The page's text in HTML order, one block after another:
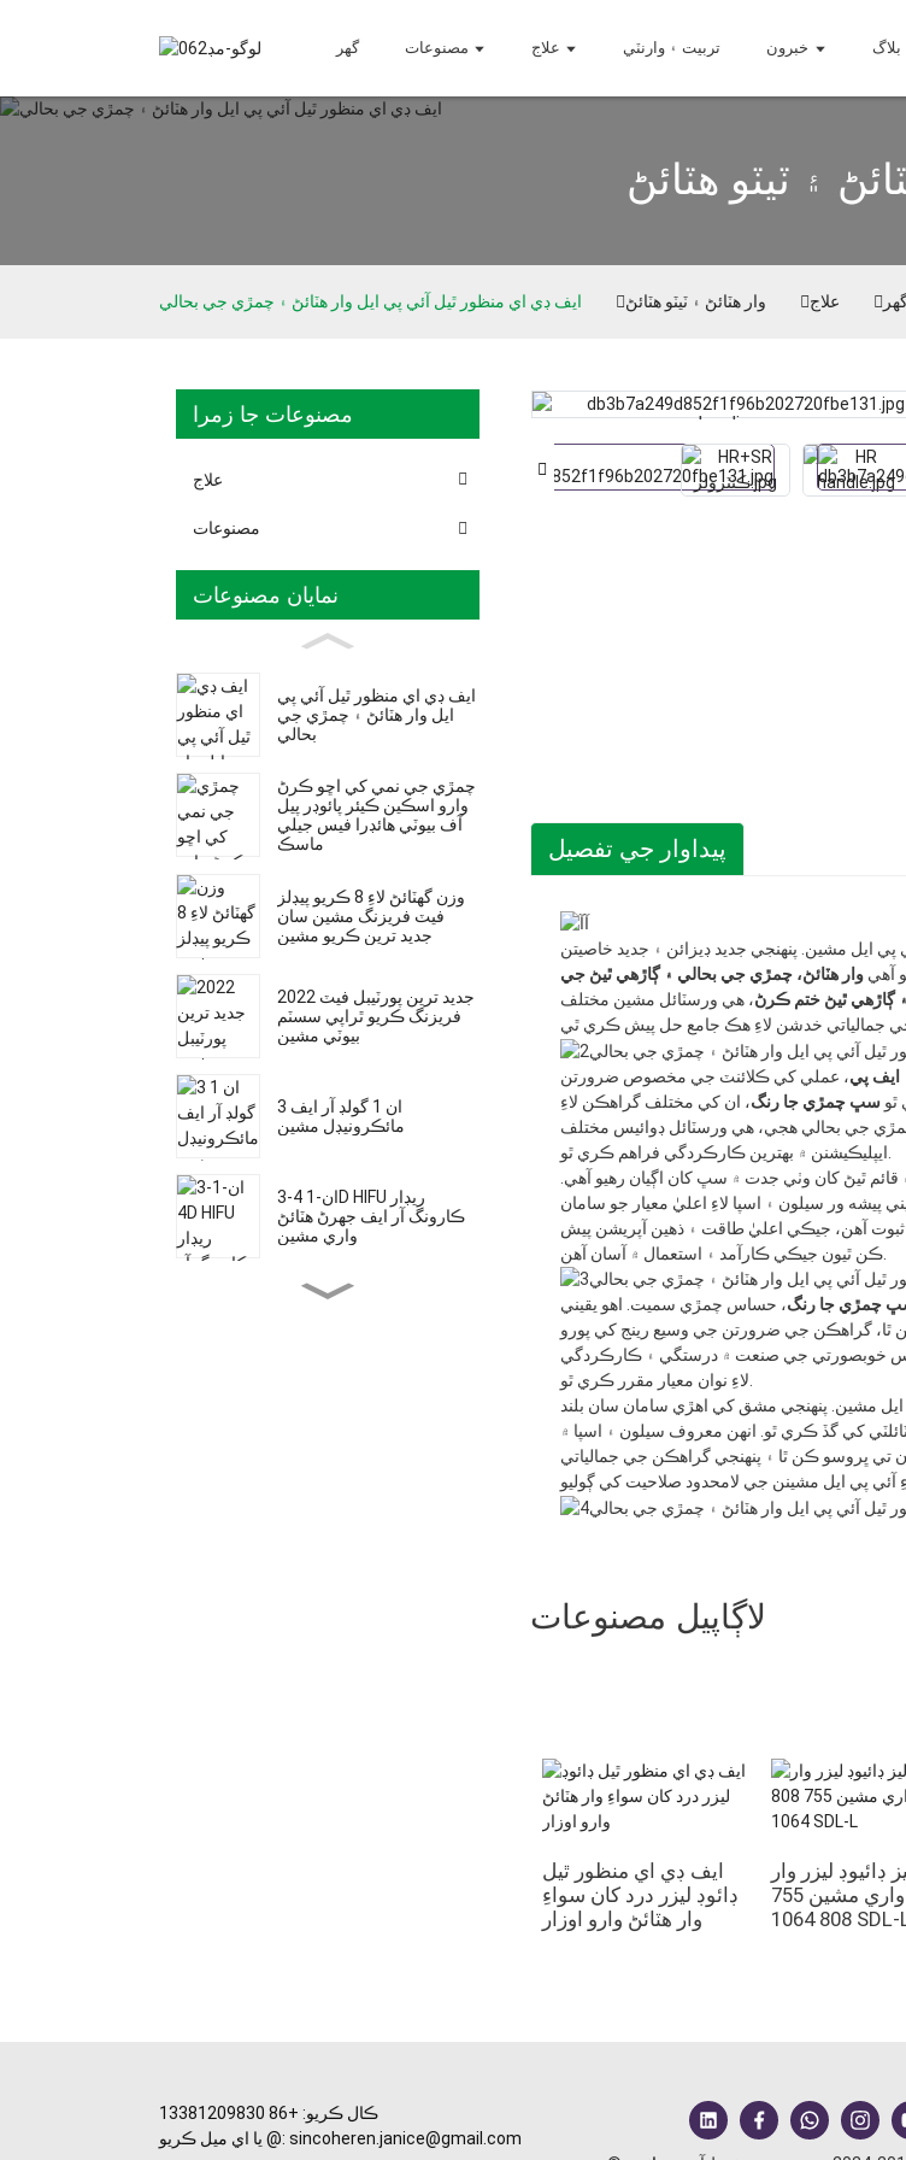
گھر مصنوعات علاج تربيت ۽ وارنٽي خبرون بلاگ
۽ ٽيٽو هٽائڻ
علاج وار هٽائڻ ۽ ٽيٽو هٽائڻ ايف ڊي اي منظور ٿيل آئي پي ايل وار هٽائڻ ۽ چمڙي جي بحالي
مصنوعات جا زمرا
علاج
مصنوعات
نمايان مصنوعات
ايف ڊي اي منظور ٿيل آئي پي
ايل وار هٽائڻ ۽ چمڙي جي
بحالي
چمڙي جي نمي کي اڇو ڪرڻ
وارو اسڪين ڪيئر پائوڊر پيل
آف بيوٽي ​​هائڊرا فيس جيلي
ماسڪ
وزن گھٽائڻ لاءِ 8 ڪريو پيڊلز
فيٽ فريزنگ مشين سان
جديد ترين ڪريو مشين
2022 جديد ترين پورٽيبل فيٽ
فريزنگ ڪريو ٿراپي سسٽم
بيوٽي ​​مشين
3 ان 1 گولڊ آر ايف
مائڪرونيڊل مشين
3-ان-1 4D HIFU ريڊار
ڪارونگ آر ايف جھرڻ هٽائڻ
واري مشين
Loading...
Loading... Loading...
Loading...
پيداوار جي تفصيل
پي ايل مشين. پنهنجي جديد ڊيزائن ۽ جديد خاصيتن
آهي وار هٽائڻ، چمڙي جي بحالي ۽ ڳاڙهي ٿيڻ جي
ڳاڙهي ٿيڻ ختم ڪرڻ، هي ورسٽائل مشين مختلف
ايف پي، عملي کي ڪلائنٽ جي مخصوص ضرورتن
ٿو سڀ چمڙي جا رنگ، ان کي مختلف گراهڪن لاءِ
چمڙي جي بحالي هجي، هي ورسٽائل ڊوائيس مختلف
جي صنعت ۾ هڪ قابل اعتماد نالو آهي ۽ 1999 ۾ قائم ٿيڻ کان وٺي جدت ۾ سڀ کان اڳيان رهيو آهي.
ور سيلون ۽ اسپا لاءِ اعليٰ معيار جو سامان
آهن، جيڪي اعليٰ طاقت ۽ ذهين آپريشن پيش
چمڙي جا رنگ، حساس چمڙي سميت. اهو يقيني
ٿا، گراهڪن جي ضرورتن جي وسيع رينج کي پورو
خوبصورتي جي صنعت ۾ درستگي ۽ ڪارڪردگي
لاءِ نوان معيار مقرر ڪري ٿو.
ايل مشين. پنهنجي مشق کي اهڙي سامان سان بلند
کي گڏ ڪري ٿو. انهن معروف سيلون ۽ اسپا ۾
ڀروسو ڪن ٿا ۽ پنهنجي گراهڪن جي جمالياتي
لاڳاپيل مصنوعات
ايف ڊي اي منظور ٿيل
ڊائوڊ ليزر درد کان سواءِ
وار هٽائڻ وارو اوزار
ڊائيوڊ ليزر وار
هٽائڻ واري مشين 755
808 1064
ڪال ڪريو: +86 13381209830
يا اي ميل ڪريو @: sincoheren.janice@gmail.com